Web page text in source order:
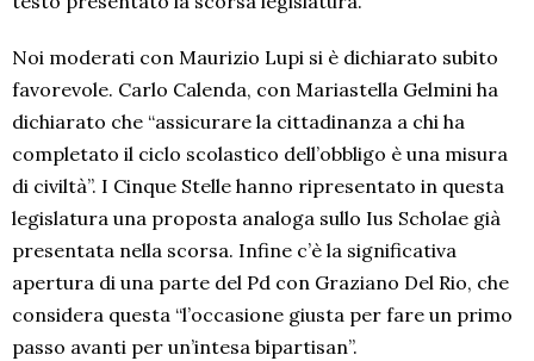
Noi moderati con Maurizio Lupi si è dichiarato subito
favorevole. Carlo Calenda, con Mariastella Gelmini ha
dichiarato che “assicurare la cittadinanza a chi ha
completato il ciclo scolastico dell’obbligo è una misura
di civiltà”. I Cinque Stelle hanno ripresentato in questa
legislatura una proposta analoga sullo Ius Scholae già
presentata nella scorsa. Infine c’è la significativa
apertura di una parte del Pd con Graziano Del Rio, che
considera questa “l’occasione giusta per fare un primo
passo avanti per un’intesa bipartisan”.